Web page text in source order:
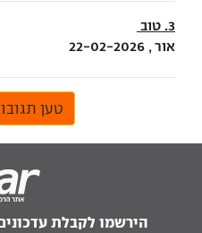
3. טוב
אור , 22-02-2026
טען
הירשמו לקבלת